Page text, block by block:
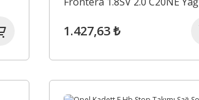
1.427,63 ₺